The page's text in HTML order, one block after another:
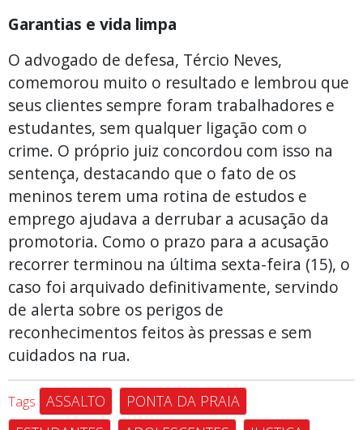
Garantias e vida limpa
O advogado de defesa, Tércio Neves,
comemorou muito o resultado e lembrou que
seus clientes sempre foram trabalhadores e
estudantes, sem qualquer ligação com o
crime. O próprio juiz concordou com isso na
sentença, destacando que o fato de os
meninos terem uma rotina de estudos e
emprego ajudava a derrubar a acusação da
promotoria. Como o prazo para a acusação
recorrer terminou na última sexta-feira (15), o
caso foi arquivado definitivamente, servindo
de alerta sobre os perigos de
reconhecimentos feitos às pressas e sem
cuidados na rua.
Tags ASSALTO
PONTA DA PRAIA